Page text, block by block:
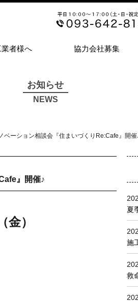
者様へ 協力会社募集
お知らせ
NEWS
ベーション相談会『住まいづくりRe:Cafe』開催
』開催♪
（金）
夏
施
救